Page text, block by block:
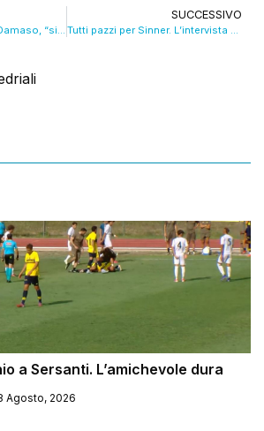
a Sersanti. L’amichevole dura
Agosto, 2026
Impianto Bess a San Damaso, “siamo preoccupati”. VIDEO
SUCCESSIVO
Tutti pazzi per Sinner. L’intervista alla campionessa Adriana Serra Zanetti. VIDEO